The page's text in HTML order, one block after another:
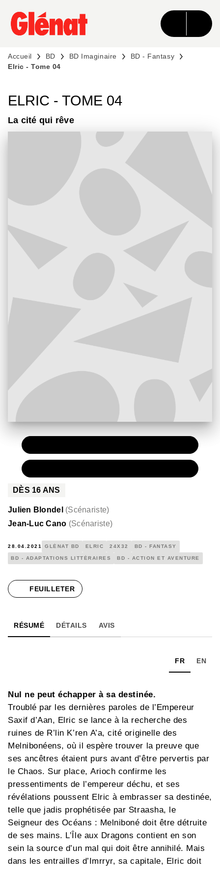
MENU RECHERCHE CONTENU
PIED DE PAGE
Accueil BD BD Imaginaire
BD - Fantasy
Elric - Tome 04
ELRIC - TOME 04
La cité qui rêve
DÈS 16 ANS
Julien Blondel (Scénariste)
Jean-Luc Cano (Scénariste)
28.04.2021 GLÉNAT BD ELRIC 24X32 BD - FANTASY
BD - ADAPTATIONS LITTÉRAIRES BD - ACTION ET AVENTURE
FEUILLETER
RÉSUMÉ DÉTAILS AVIS
FR EN
Nul ne peut échapper à sa destinée.
Troublé par les dernières paroles de l’Empereur
Saxif d’Aan, Elric se lance à la recherche des
ruines de R’lin K’ren A’a, cité originelle des
Melnibonéens, où il espère trouver la preuve que
ses ancêtres étaient purs avant d’être pervertis par
le Chaos. Sur place, Arioch confirme les
pressentiments de l’empereur déchu, et ses
révélations poussent Elric à embrasser sa destinée,
telle que jadis prophétisée par Straasha, le
Seigneur des Océans : Melniboné doit être détruite
de ses mains. L’Île aux Dragons contient en son
sein la source d’un mal qui doit être annihilé. Mais
dans les entrailles d’Imrryr, sa capitale, Elric doit